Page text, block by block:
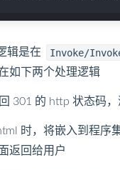
辑是在 Invoke/
如下两个处理逻辑
301 的 http 状态码
时，将嵌入到程
返回给用户